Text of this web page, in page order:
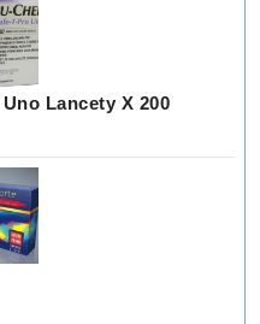
Lancety X 200